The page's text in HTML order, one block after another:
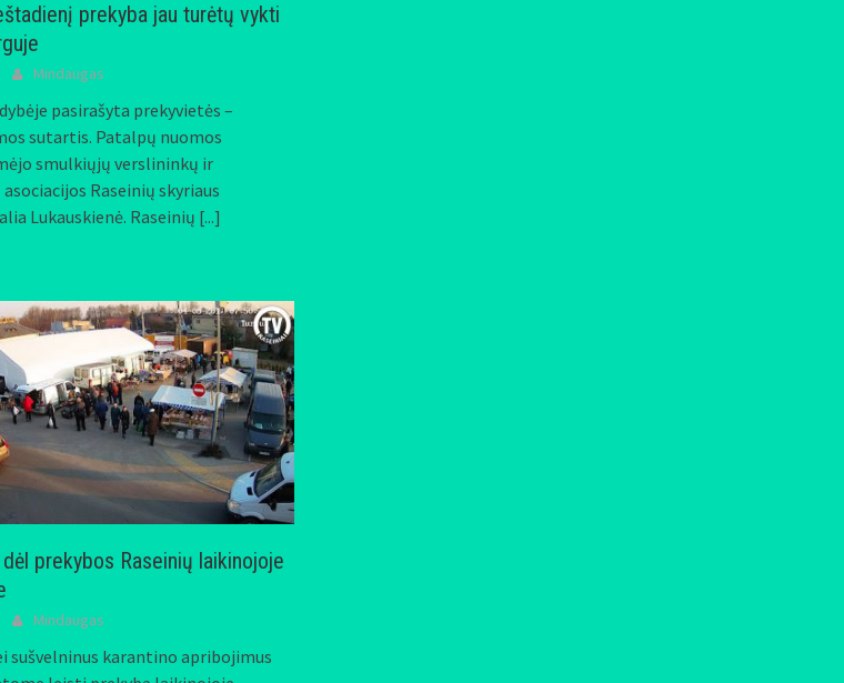
prekyba jau turėtų vykti
Mindaugas
pasirašyta prekyvietės –
sutartis. Patalpų nuomos
smulkiųjų verslininkų ir
Raseinių skyriaus
Lukauskienė. Raseinių [...]
prekybos Raseinių laikinojoje
Mindaugas
sušvelninus karantino apribojimus